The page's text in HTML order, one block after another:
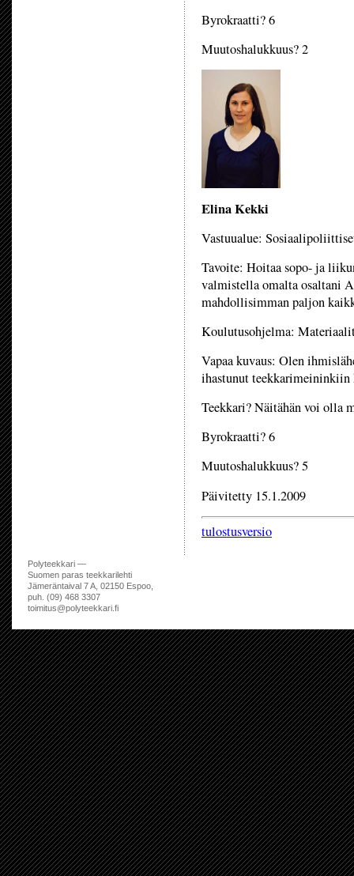
Byrokraatti? 6
Muutoshalukkuus? 2
Elina Kekki
Vastuualue:
Tavoite: Hoitaa sopo- ja
valmistella omalta osaltani
mahdollisimman paljon
Koulutusohjelma:
Vapaa kuvaus: Olen
ihastunut teekkarimeininkiin
Teekkari? Näitähän voi olla
Byrokraatti? 6
Muutoshalukkuus? 5
Päivitetty 15.1.2009
tulostusversio
Polyteekkari —
Suomen paras teekkarilehti
Jämeräntaival 7 A, 02150 Espoo,
puh. (09) 468 3307
toimitus@polyteekkari.fi